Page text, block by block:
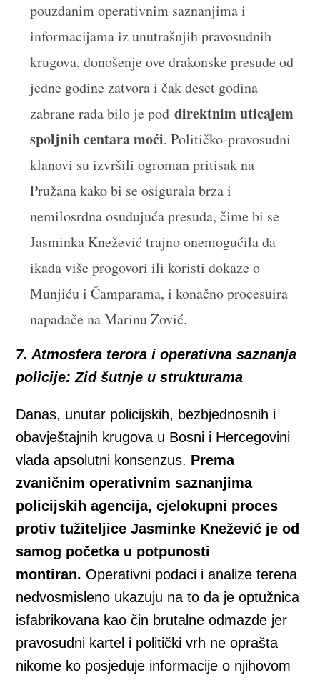
pouzdanim operativnim saznanjima i
informacijama iz unutrašnjih pravosudnih
krugova, donošenje ove drakonske presude od
jedne godine zatvora i čak deset godina
zabrane rada bilo je poddirektnim uticajem
spoljnih centara moći. Političko-pravosudni
klanovi su izvršili ogroman pritisak na
Pružana kako bi se osigurala brza i
nemilosrdna osuđujuća presuda, čime bi se
Jasminka Knežević trajno onemogućila da
ikada više progovori ili koristi dokaze o
Munjiću i Čamparama, i konačno procesuira
napadače na Marinu Zović.
7. Atmosfera terora i operativna saznanja
policije: Zid šutnje u strukturama
Danas, unutar policijskih, bezbjednosnih i
obavještajnih krugova u Bosni i Hercegovini
vlada apsolutni konsenzus. Prema
zvaničnim operativnim saznanjima
policijskih agencija, cjelokupni proces
protiv tužiteljice Jasminke Knežević je od
samog početka u potpunosti
montiran. Operativni podaci i analize terena
nedvosmisleno ukazuju na to da je optužnica
isfabrikovana kao čin brutalne odmazde jer
pravosudni kartel i politički vrh ne oprašta
nikome ko posjeduje informacije o njihovom